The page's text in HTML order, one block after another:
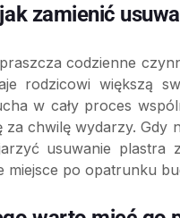
zamienić
codzienne
rodzicowi większą
w cały proces
chwilę wydarzy.
usuwanie plastra
miejsce po opatrunku